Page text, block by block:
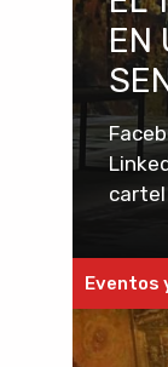
EN
cartel
Eventos